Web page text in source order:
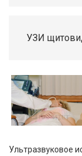
УЗИ
Ультразвуковое